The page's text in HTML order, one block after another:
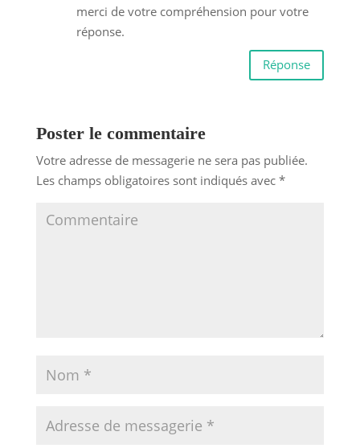
merci de votre compréhension pour votre
réponse.
Réponse
Poster le commentaire
Votre adresse de messagerie ne sera pas publiée.
Les champs obligatoires sont indiqués avec *